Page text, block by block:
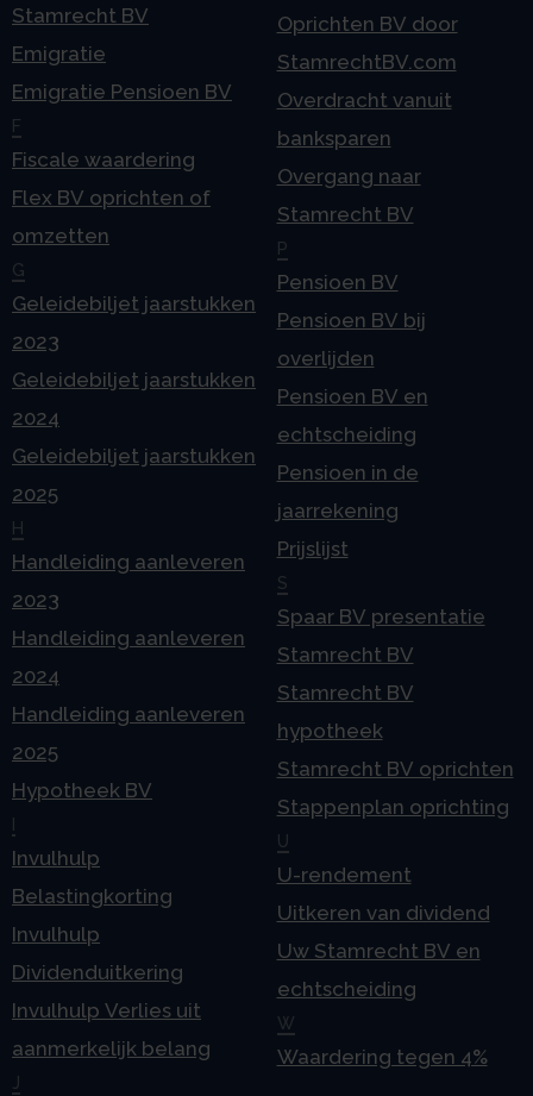
Stamrecht BV
Emigratie
Emigratie Pensioen BV
F
Fiscale waardering
Flex BV oprichten of
omzetten
G
Geleidebiljet jaarstukken
2023
Geleidebiljet jaarstukken
2024
Geleidebiljet jaarstukken
2025
H
Handleiding aanleveren
2023
Handleiding aanleveren
2024
Handleiding aanleveren
2025
Hypotheek BV
Invulhulp
Belastingkorting
Invulhulp
Dividenduitkering
Invulhulp Verlies uit
aanmerkelijk belang
Oprichten BV door
StamrechtBV.com
Overdracht vanuit
banksparen
Overgang naar
Stamrecht BV
P
Pensioen BV
Pensioen BV bij
overlijden
Pensioen BV en
echtscheiding
Pensioen in de
jaarrekening
Prijslijst
S
Spaar BV presentatie
Stamrecht BV
Stamrecht BV
hypotheek
Stamrecht BV oprichten
Stappenplan oprichting
U
U-rendement
Uitkeren van dividend
Uw Stamrecht BV en
echtscheiding
W
Waardering tegen 4%